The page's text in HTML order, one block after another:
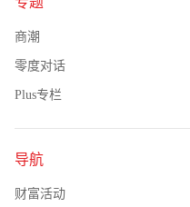
商潮
零度对话
Plus专栏
导航
财富活动